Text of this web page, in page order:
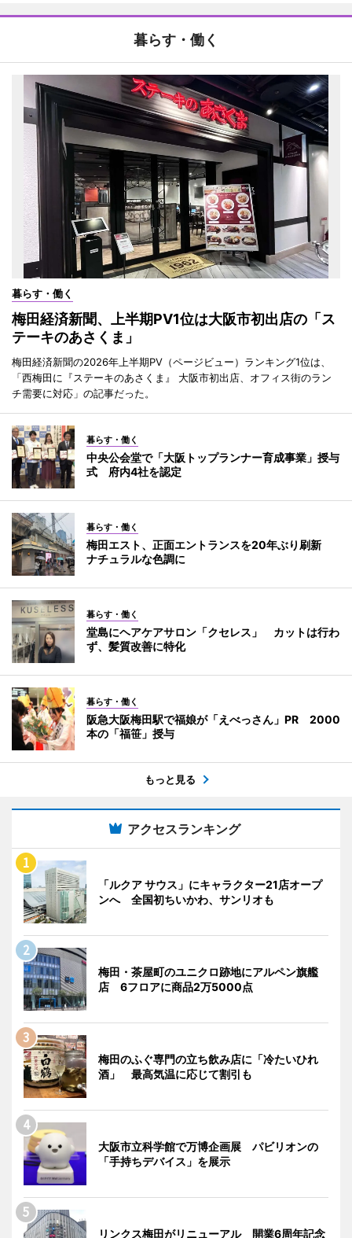
暮らす・働く
暮らす・働く
梅田経済新聞、上半期PV1位は大阪市初出店の「ス
テーキのあさくま」
梅田経済新聞の2026年上半期PV（ページビュー）ランキング1位は、
「西梅田に『ステーキのあさくま』 大阪市初出店、オフィス街のラン
チ需要に対応」の記事だった。
暮らす・働く
中央公会堂で「大阪トップランナー育成事業」授与
式 府内4社を認定
暮らす・働く
梅田エスト、正面エントランスを20年ぶり刷新
ナチュラルな色調に
暮らす・働く
堂島にヘアケアサロン「クセレス」 カットは行わ
ず、髪質改善に特化
暮らす・働く
阪急大阪梅田駅で福娘が「えべっさん」PR 2000
本の「福笹」授与
もっと見る
アクセスランキング
「ルクア サウス」にキャラクター21店オープ
ンへ 全国初ちいかわ、サンリオも
梅田・茶屋町のユニクロ跡地にアルペン旗艦
店 6フロアに商品2万5000点
梅田のふぐ専門の立ち飲み店に「冷たいひれ
酒」 最高気温に応じて割引も
大阪市立科学館で万博企画展 パビリオンの
「手持ちデバイス」を展示
リンクス梅田がリニューアル 開業6周年記念